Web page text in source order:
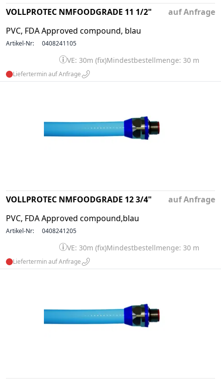
VOLLPROTEC NMFOODGRADE 11 1/2"
PVC, FDA Approved compound, blau
auf Anfrage
Artikel-Nr: 0408241105
VE: 30m (fix)Mindestbestellmenge: 30 m
Liefertermin auf Anfrage
VOLLPROTEC NMFOODGRADE 12 3/4"
PVC, FDA Approved compound,blau
auf Anfrage
Artikel-Nr: 0408241205
VE: 30m (fix)Mindestbestellmenge: 30 m
Liefertermin auf Anfrage